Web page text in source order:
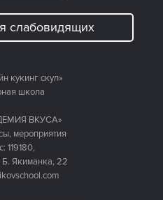
кукинг скул»
школа
ВКУСА»
мероприятия
119180,
Б. Якиманка, 22
слабовидящих